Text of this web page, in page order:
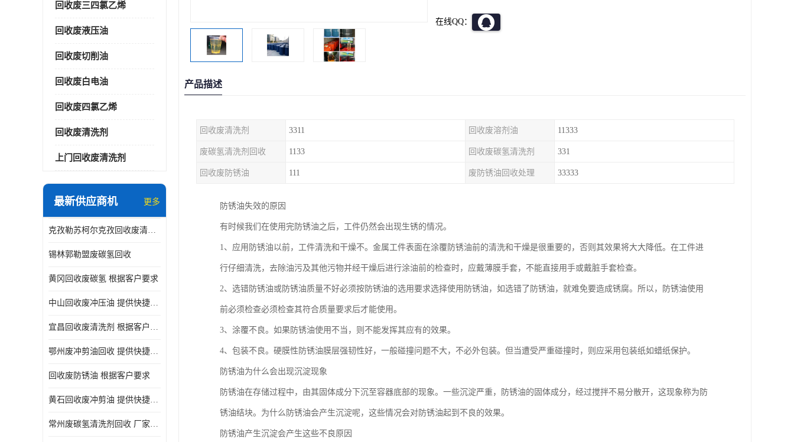
回收废三四氯乙烯
回收废液压油
回收废切削油
回收废白电油
回收废四氯乙烯
回收废清洗剂
上门回收废清洗剂
最新供应商机 更多
克孜勒苏柯尔克孜回收废清洗剂
锡林郭勒盟废碳氢回收
黄冈回收废碳氢 根据客户要求
中山回收废冲压油 提供快捷上门处理
宜昌回收废清洗剂 根据客户要求
鄂州废冲剪油回收 提供快捷上门处理
回收废防锈油 根据客户要求
黄石回收废冲剪油 提供快捷上门处理
常州废碳氢清洗剂回收 厂家价格
在线QQ：
产品描述
回收废清洗剂 3311 回收废溶剂油 11333
废碳氢清洗剂回收 1133 回收废碳氢清洗剂 331
回收废防锈油 111 废防锈油回收处理 33333
防锈油失效的原因
有时候我们在使用完防锈油之后，工件仍然会出现生锈的情况。
1、应用防锈油以前，工件清洗和干燥不。金属工件表面在涂覆防锈油前的清洗和干燥是很重要的，否则其效果将大大降低。在工件进
行仔细清洗，去除油污及其他污物并经干燥后进行涂油前的检查时，应戴薄膜手套，不能直接用手或戴脏手套检查。
2、选错防锈油或防锈油质量不好必须按防锈油的选用要求选择使用防锈油，如选错了防锈油，就难免要造成锈腐。所以，防锈油使用
前必须检查必须检查其符合质量要求后才能使用。
3、涂覆不良。如果防锈油使用不当，则不能发挥其应有的效果。
4、包装不良。硬膜性防锈油膜层强韧性好，一般碰撞问题不大，不必外包装。但当遭受严重碰撞时，则应采用包装纸如蜡纸保护。
防锈油为什么会出现沉淀现象
防锈油在存储过程中，由其固体成分下沉至容器底部的现象。一些沉淀严重，防锈油的固体成分，经过搅拌不易分散开，这现象称为防
锈油结块。为什么防锈油会产生沉淀呢，这些情况会对防锈油起到不良的效果。
防锈油产生沉淀会产生这些不良原因